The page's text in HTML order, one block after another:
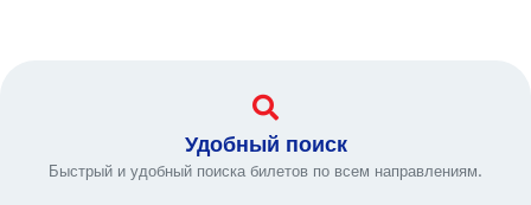
Удобный поиск
Быстрый и удобный поиска билетов по всем направлениям.